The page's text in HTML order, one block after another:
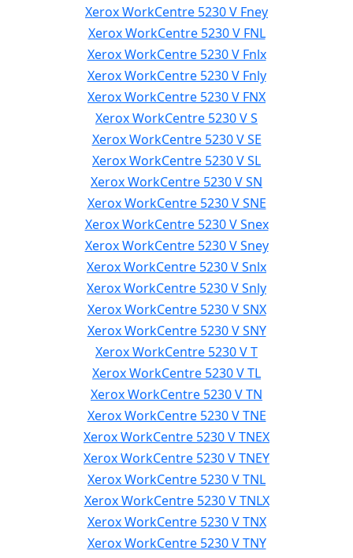
Xerox WorkCentre 5230 V Fney
Xerox WorkCentre 5230 V FNL
Xerox WorkCentre 5230 V Fnlx
Xerox WorkCentre 5230 V Fnly
Xerox WorkCentre 5230 V FNX
Xerox WorkCentre 5230 V S
Xerox WorkCentre 5230 V SE
Xerox WorkCentre 5230 V SL
Xerox WorkCentre 5230 V SN
Xerox WorkCentre 5230 V SNE
Xerox WorkCentre 5230 V Snex
Xerox WorkCentre 5230 V Sney
Xerox WorkCentre 5230 V Snlx
Xerox WorkCentre 5230 V Snly
Xerox WorkCentre 5230 V SNX
Xerox WorkCentre 5230 V SNY
Xerox WorkCentre 5230 V T
Xerox WorkCentre 5230 V TL
Xerox WorkCentre 5230 V TN
Xerox WorkCentre 5230 V TNE
Xerox WorkCentre 5230 V TNEX
Xerox WorkCentre 5230 V TNEY
Xerox WorkCentre 5230 V TNL
Xerox WorkCentre 5230 V TNLX
Xerox WorkCentre 5230 V TNX
Xerox WorkCentre 5230 V TNY